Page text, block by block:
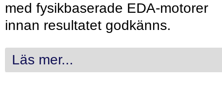
med fysikbaserade EDA-motorer
innan resultatet godkänns.
Läs mer...